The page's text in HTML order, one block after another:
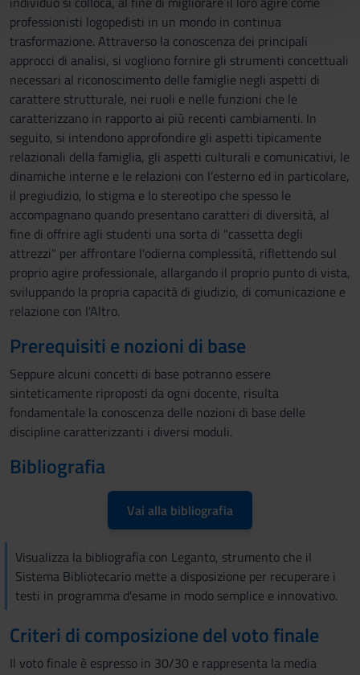
pubblicità e social media, i quali potrebbero combinarle
con altre informazioni che hai fornito loro o che hanno
raccolto dal tuo utilizzo dei loro servizi.
professionisti logopedisti in un mondo in continua
trasformazione. Attraverso la conoscenza dei principali
approcci di analisi, si vogliono fornire gli strumenti concettuali
necessari al riconoscimento delle famiglie negli aspetti di
carattere strutturale, nei ruoli e nelle funzioni che le
caratterizzano in rapporto ai più recenti cambiamenti. In
seguito, si intendono approfondire gli aspetti tipicamente
relazionali della famiglia, gli aspetti culturali e comunicativi, le
dinamiche interne e le relazioni con l’esterno ed in particolare,
il pregiudizio, lo stigma e lo stereotipo che spesso le
accompagnano quando presentano caratteri di diversità, al
fine di offrire agli studenti una sorta di "cassetta degli
attrezzi" per affrontare l'odierna complessità, riflettendo sul
proprio agire professionale, allargando il proprio punto di vista,
sviluppando la propria capacità di giudizio, di comunicazione e
relazione con l'Altro.
Prerequisiti e nozioni di base
Seppure alcuni concetti di base potranno essere
sinteticamente riproposti da ogni docente, risulta
fondamentale la conoscenza delle nozioni di base delle
discipline caratterizzanti i diversi moduli.
Bibliografia
Vai alla bibliografia
Visualizza la bibliografia con Leganto, strumento che il
Sistema Bibliotecario mette a disposizione per recuperare i
testi in programma d'esame in modo semplice e innovativo.
Criteri di composizione del voto finale
Il voto finale è espresso in 30/30 e rappresenta la media